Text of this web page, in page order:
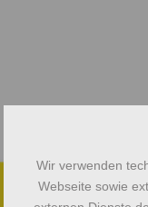
Wir verwenden
Webseite sowie